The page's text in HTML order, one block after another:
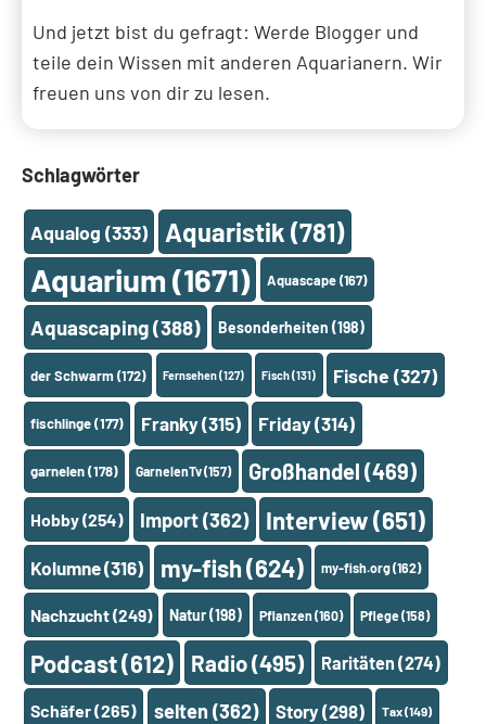
Und jetzt bist du gefragt: Werde Blogger und
teile dein Wissen mit anderen Aquarianern. Wir
freuen uns von dir zu lesen.
Schlagwörter
Aqualog (333) Aquaristik (781)
Aquarium (1671) Aquascape(167)
Aquascaping(388) Besonderheiten (198)
der Schwarm(172) Fernsehen(127) Fisch(131) Fische (327)
fischlinge(177) Franky(315) Friday(314)
garnelen(178) GarnelenTv(157) Großhandel (469)
Hobby(254) Import(362) Interview(651)
Kolumne(316) my-fish(624) my-fish.org(162)
Nachzucht(249) Natur(198) Pflanzen(160) Pflege(158)
Podcast(612) Radio(495) Raritäten (274)
Schäfer(265) selten (362) Story (298) Tax(149)